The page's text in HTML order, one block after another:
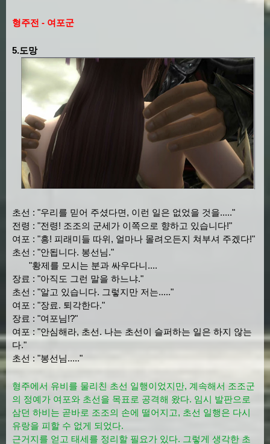
형주전 - 여포군
5.도망
초선 : "우리를 믿어 주셨다면, 이런 일은 없었을 것을....."
전령 : "전령! 조조의 군세가 이쪽으로 향하고 있습니다!"
여포 : "흥! 피래미들 따위, 얼마나 몰려오든지 쳐부셔 주겠다!"
초선 : "안됩니다. 봉선님."
"황제를 모시는 분과 싸우다니....
장료 : "아직도 그런 말을 하느냐."
초선 : "알고 있습니다. 그렇지만 저는....."
여포 : "장료. 퇴각한다."
장료 : "여포님!?"
여포 : "안심해라, 초선. 나는 초선이 슬퍼하는 일은 하지 않는
다."
초선 : "봉선님....."
형주에서 유비를 물리친 초선 일행이었지만, 계속해서 조조군
의 정예가 여포와 초선을 목표로 공격해 왔다. 임시 발판으로
삼던 하비는 곧바로 조조의 손에 떨어지고, 초선 일행은 다시
유랑을 피할 수 없게 되었다.
근거지를 얻고 태세를 정리할 필요가 있다. 그렇게 생각한 초